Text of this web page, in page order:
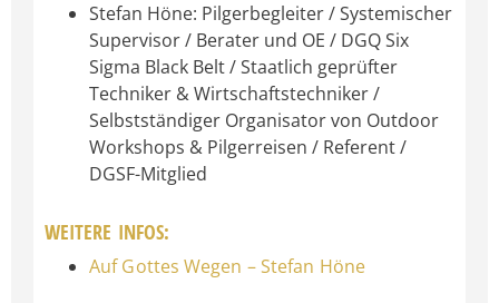
Stefan Höne: Pilgerbegleiter / Systemischer
Supervisor / Berater und OE / DGQ Six
Sigma Black Belt / Staatlich geprüfter
Techniker & Wirtschaftstechniker /
Selbstständiger Organisator von Outdoor
Workshops & Pilgerreisen / Referent /
DGSF-Mitglied
WEITERE INFOS:
Auf Gottes Wegen – Stefan Höne